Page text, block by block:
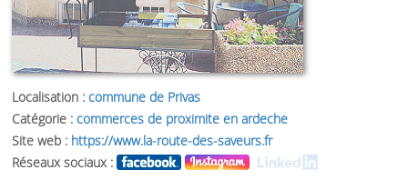
Localisation : commune de Privas
Catégorie : commerces de proximite en ardeche
Site web : https://www.la-route-des-saveurs.fr
Réseaux sociaux :